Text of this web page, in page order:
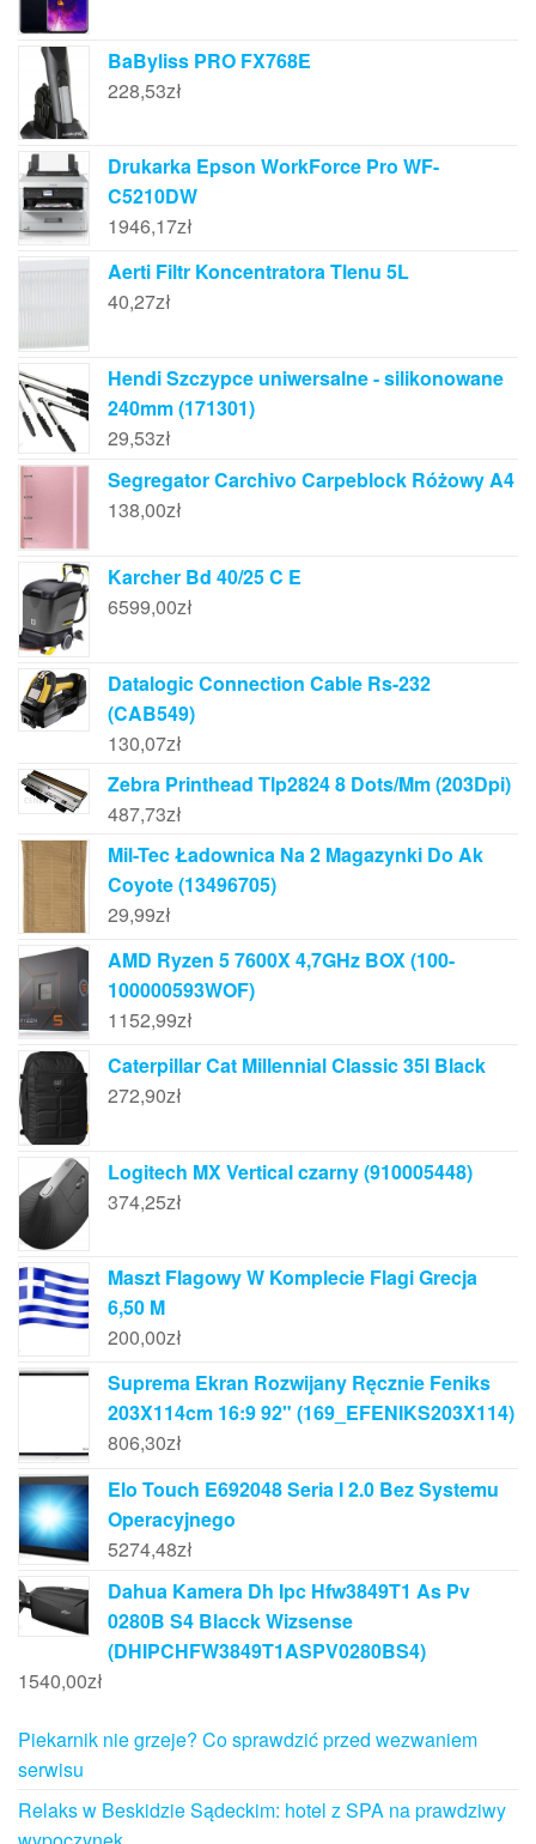
BaByliss PRO FX768E
228,53zł
Drukarka Epson WorkForce Pro WF-
C5210DW
1946,17zł
Aerti Filtr Koncentratora Tlenu 5L
40,27zł
Hendi Szczypce uniwersalne - silikonowane
240mm (171301)
29,53zł
Segregator Carchivo Carpeblock Różowy A4
138,00zł
Karcher Bd 40/25 C E
6599,00zł
Datalogic Connection Cable Rs-232
(CAB549)
130,07zł
Zebra Printhead Tlp2824 8 Dots/Mm (203Dpi)
487,73zł
Mil-Tec Ładownica Na 2 Magazynki Do Ak
Coyote (13496705)
29,99zł
AMD Ryzen 5 7600X 4,7GHz BOX (100-
100000593WOF)
1152,99zł
Caterpillar Cat Millennial Classic 35l Black
272,90zł
Logitech MX Vertical czarny (910005448)
374,25zł
Maszt Flagowy W Komplecie Flagi Grecja
6,50 M
200,00zł
Suprema Ekran Rozwijany Ręcznie Feniks
203X114cm 16:9 92" (169_EFENIKS203X114)
806,30zł
Elo Touch E692048 Seria I 2.0 Bez Systemu
Operacyjnego
5274,48zł
Dahua Kamera Dh Ipc Hfw3849T1 As Pv
0280B S4 Blacck Wizsense
(DHIPCHFW3849T1ASPV0280BS4)
1540,00zł
Piekarnik nie grzeje? Co sprawdzić przed wezwaniem
serwisu
Relaks w Beskidzie Sądeckim: hotel z SPA na prawdziwy